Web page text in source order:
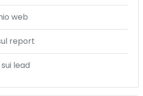
web
report
lead